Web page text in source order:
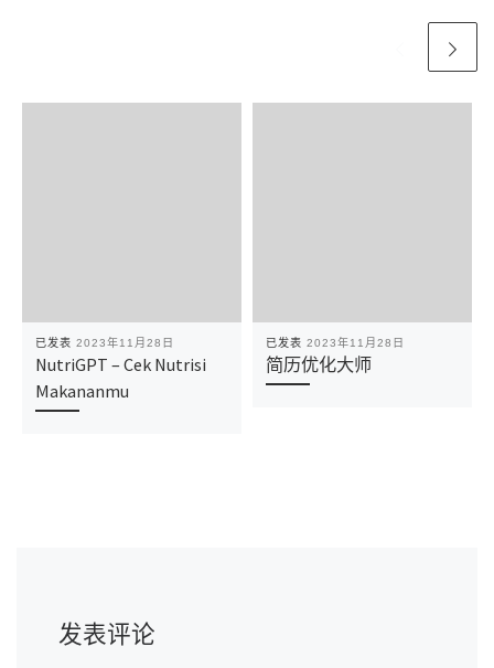
已发表 2023年11月28日
NutriGPT – Cek Nutrisi
Makananmu
已发表 2023年11月28日
简历优化大师
发表评论